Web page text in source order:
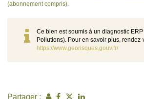
(abonnement compris).
Ce bien est soumis à un diagnostic
Pollutions). Pour en savoir plus,
https://www.georisques.gouv.fr/
Partager :